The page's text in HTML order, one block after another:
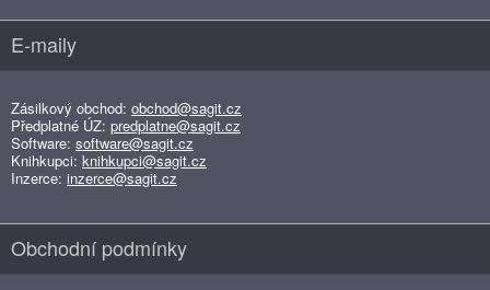
E-maily
Zásilkový obchod: obchod@sagit.cz
Předplatné ÚZ: predplatne@sagit.cz
Software: software@sagit.cz
Knihkupci: knihkupci@sagit.cz
Inzerce: inzerce@sagit.cz
Obchodní podmínky